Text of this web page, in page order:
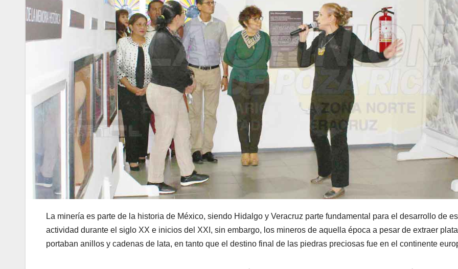
La minería es parte de la historia de México, siendo Hidalgo y Veracruz parte fundamental para el desarrollo de
actividad durante el siglo XX e inicios del XXI, sin embargo, los mineros de aquella época a pesar de extraer
portaban anillos y cadenas de lata, en tanto que el destino final de las piedras preciosas fue en el continente